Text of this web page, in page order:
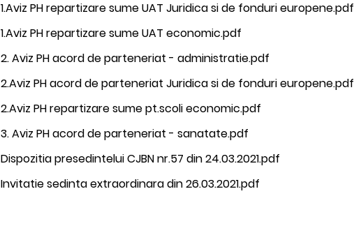
1.Aviz PH repartizare sume UAT Juridica si de fonduri europene.pdf
1.Aviz PH repartizare sume UAT economic.pdf
2. Aviz PH acord de parteneriat - administratie.pdf
2.Aviz PH acord de parteneriat Juridica si de fonduri europene.pdf
2.Aviz PH repartizare sume pt.scoli economic.pdf
3. Aviz PH acord de parteneriat - sanatate.pdf
Dispozitia presedintelui CJBN nr.57 din 24.03.2021.pdf
Invitatie sedinta extraordinara din 26.03.2021.pdf